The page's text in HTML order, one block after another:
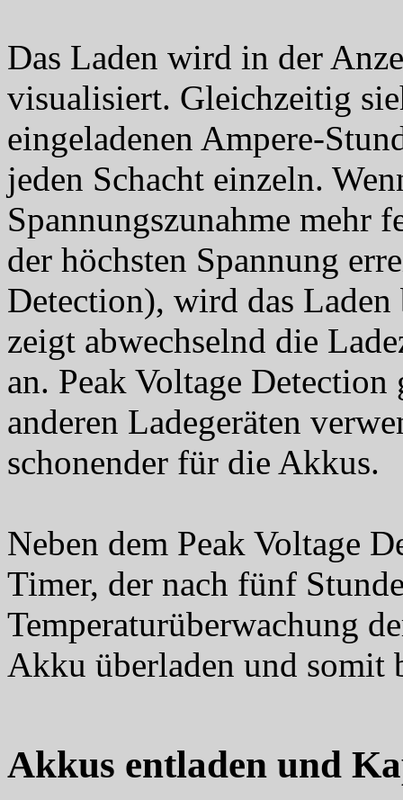
Das Laden wird in der
visualisiert. Gleichzeitig
eingeladenen Ampere-
jeden Schacht einzeln.
Spannungszunahme mehr
der höchsten Spannung
Detection), wird das
zeigt abwechselnd die
an. Peak Voltage
anderen Ladegeräten
schonender für die Akkus.
Neben dem Peak Voltage
Timer, der nach fünf
Temperaturüberwachung
Akku überladen und somit
Akkus entladen und